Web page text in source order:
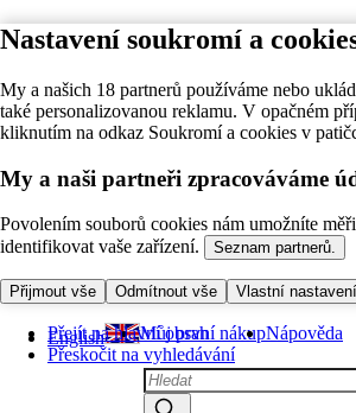
Nastavení soukromí a
My a našich 18 partnerů používáme nebo
také personalizovanou reklamu. V opačném
kliknutím na odkaz Soukromí a cookies v
My a naši partneři zpracováváme
Povolením souborů cookies nám umožníte
identifikovat vaše zařízení.
Seznam partnerů.
Přijmout vše Odmítnout vše Vlastní nastavení
Přejít na hlavní obsah
Přeskočit na vyhledávání
English Můj první nákupNápověda